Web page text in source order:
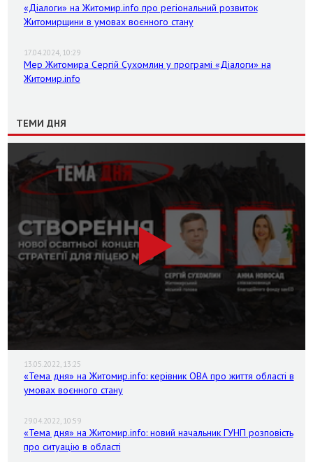
«Діалоги» на Житомир.info про регіональний розвиток
Житомирщини в умовах воєнного стану
17.04.2024, 10:29
Мер Житомира Сергій Сухомлин у програмі «Діалоги» на
Житомир.info
ТЕМИ ДНЯ
13.05.2022, 13:25
«Тема дня» на Житомир.info: керівник ОВА про життя області в
умовах воєнного стану
29.04.2022, 10:59
«Тема дня» на Житомир.info: новий начальник ГУНП розповість
про ситуацію в області